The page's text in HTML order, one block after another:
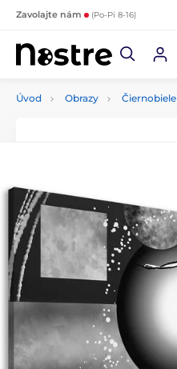
Zavolajte nám (Po-Pi 8-16)
Úvod Obrazy Čiernobiele